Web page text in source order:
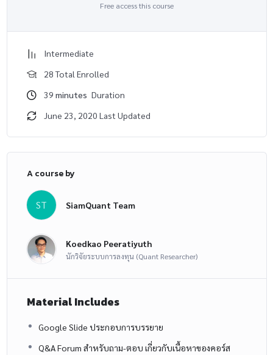
Free access this course
Intermediate
28 Total Enrolled
39 minutes Duration
June 23, 2020 Last Updated
A course by
ST SiamQuant Team
Koedkao Peeratiyuth
นักวิจัยระบบการลงทุน (Quant Researcher)
Material Includes
Google Slide ประกอบการบรรยาย
Q&A Forum สำหรับถาม-ตอบ เกี่ยวกับเนื้อหาของคอร์ส